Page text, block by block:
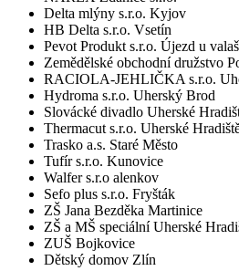
Delta mlýny s.r.o. Kyjov
HB Delta s.r.o. Vsetín
Pevot Produkt s.r.o. Újezd u
Zemědělské obchodní družstvo
RACIOLA-JEHLIČKA s.r.o.
Hydroma s.r.o. Uherský Brod
Slovácké divadlo Uherské
Thermacut s.r.o. Uherské
Trasko a.s. Staré Město
Tufír s.r.o. Kunovice
Walfer s.r.o alenkov
Sefo plus s.r.o. Fryšták
ZŠ Jana Bezděka Martinice
ZŠ a MŠ speciální Uherské
ZUŠ Bojkovice
Dětský domov Zlín